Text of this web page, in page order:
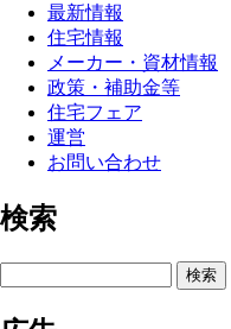
最新情報
住宅情報
メーカー・資材情報
政策・補助金等
住宅フェア
運営
お問い合わせ
検索
検索